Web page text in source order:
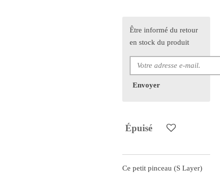
Être informé du retour
en stock du produit
Envoyer
Épuisé
Ce petit pinceau (S Layer)